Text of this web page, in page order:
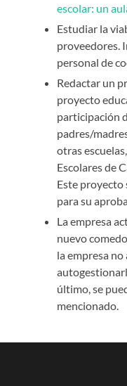
escolar: un
Estudiar la
proveedores.
personal de
Redactar un
proyecto
participación
padres/
otras
Escolares de
Este proyecto
para su
La empresa
nuevo
la empresa
último, se
mencionado.